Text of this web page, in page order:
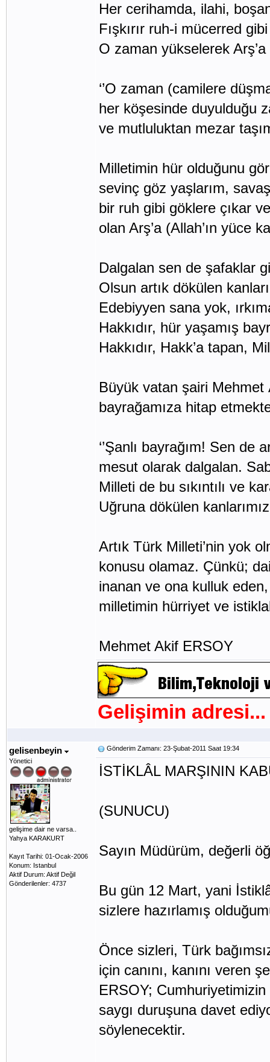
Her cerihamda, ilahi,
Fışkırır ruh-i mücerred
O zaman yükselerek
‘’O zaman (camilere
her köşesinde duyulduğu
ve mutluluktan mezar
Milletimin hür olduğunu
sevinç göz yaşlarım,
bir ruh gibi göklere çıkar
olan Arş’a (Allah’ın yüce
Dalgalan sen de şafaklar
Olsun artık dökülen
Edebiyyen sana yok,
Hakkıdır, hür yaşamış
Hakkıdır, Hakk’a tapan,
Büyük vatan şairi Mehmet
bayrağamıza hitap
‘’Şanlı bayrağım! Sen
mesut olarak dalgalan.
Milleti de bu sıkıntılı ve
Uğruna dökülen
Artık Türk Milleti’nin yok
konusu olamaz. Çünkü;
inanan ve ona kulluk
milletimin hürriyet ve istiklal
Mehmet Akif ERSOY
Gelişimin adresi...
gelisenbeyin
Yönetici
gelişime dair ne varsa..
Yahya KARAKURT
Kayıt Tarihi: 01-Ocak-2006
Konum: Istanbul
Aktif Durum: Aktif Değil
Gönderilenler: 4737
Gönderim Zamanı: 23-Şubat-2011 Saat 19:34
İSTİKLÂL MARŞININ
(SUNUCU)
Sayın Müdürüm, değerli
Bu gün 12 Mart, yani
sizlere hazırlamış
Önce sizleri, Türk
için canını, kanını veren
ERSOY;
saygı duruşuna davet
söylenecektir.